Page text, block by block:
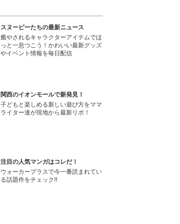
スヌーピーたちの最新ニュース
癒やされるキャラクターアイテムでほ
っと一息つこう！かわいい最新グッズ
やイベント情報を毎日配信
関西のイオンモールで新発見！
子どもと楽しめる新しい遊び方をママ
ライター達が現地から最新リポ！
注目の人気マンガはコレだ！
ウォーカープラスで今一番読まれてい
る話題作をチェック!!